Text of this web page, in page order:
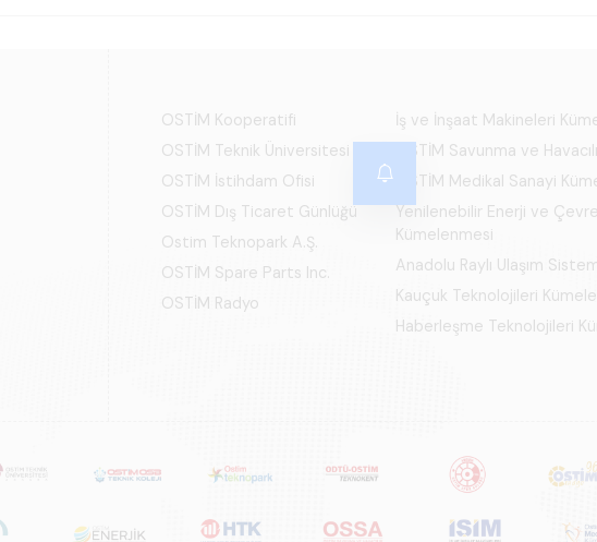
OSTİM Kooperatifi
OSTİM Teknik Üniversitesi
OSTİM İstihdam Ofisi
OSTİM Dış Ticaret Günlüğü
Ostim Teknopark A.Ş.
OSTİM Spare Parts Inc.
OSTİM Radyo
İş ve İnşaat Makineleri
OSTİM Savunma ve
OSTİM Medikal Sanayi
Yenilenebilir Enerji ve
Kümelenmesi
Anadolu Raylı Ulaşım
Kauçuk Teknolojileri
Haberleşme Teknolojileri